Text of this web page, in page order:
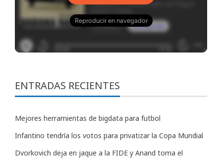
ENTRADAS RECIENTES
Mejores herramientas de bigdata para futbol
Infantino tendría los votos para privatizar la Copa Mundial
Dvorkovich deja en jaque a la FIDE y Anand toma el